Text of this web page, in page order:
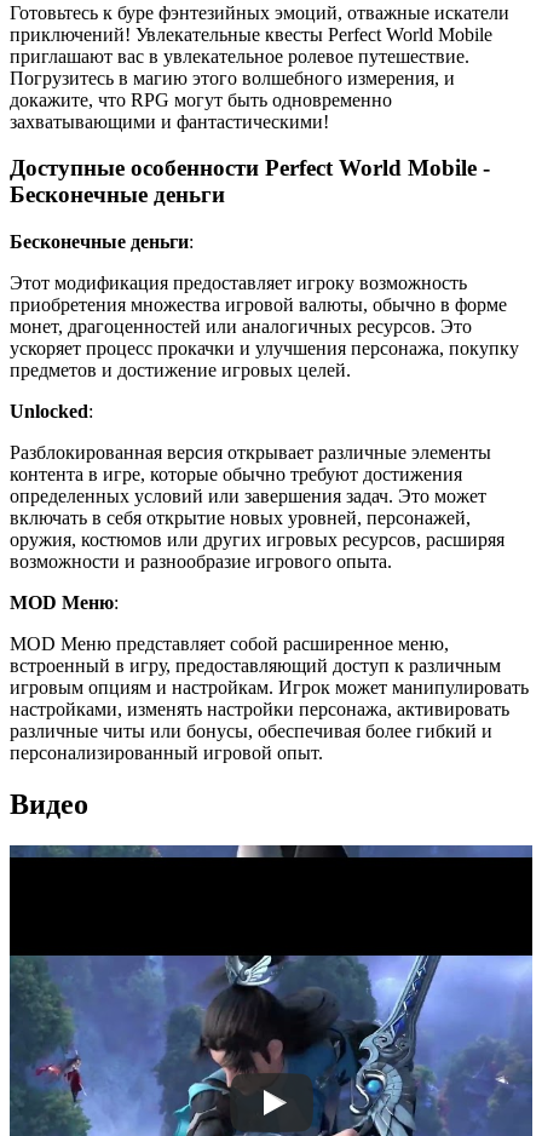
Готовьтесь к буре фэнтезийных эмоций, отважные искатели
приключений! Увлекательные квесты Perfect World Mobile
приглашают вас в увлекательное ролевое путешествие.
Погрузитесь в магию этого волшебного измерения, и
докажите, что RPG могут быть одновременно
захватывающими и фантастическими!
Доступные особенности Perfect World Mobile -
Бесконечные деньги
Бесконечные деньги:
Этот модификация предоставляет игроку возможность
приобретения множества игровой валюты, обычно в форме
монет, драгоценностей или аналогичных ресурсов. Это
ускоряет процесс прокачки и улучшения персонажа, покупку
предметов и достижение игровых целей.
Unlocked:
Разблокированная версия открывает различные элементы
контента в игре, которые обычно требуют достижения
определенных условий или завершения задач. Это может
включать в себя открытие новых уровней, персонажей,
оружия, костюмов или других игровых ресурсов, расширяя
возможности и разнообразие игрового опыта.
MOD Меню:
MOD Меню представляет собой расширенное меню,
встроенный в игру, предоставляющий доступ к различным
игровым опциям и настройкам. Игрок может манипулировать
настройками, изменять настройки персонажа, активировать
различные читы или бонусы, обеспечивая более гибкий и
персонализированный игровой опыт.
Видео